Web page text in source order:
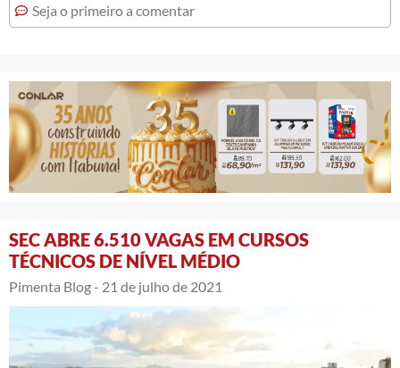
Seja o primeiro a comentar
SEC ABRE 6.510 VAGAS EM CURSOS
TÉCNICOS DE NÍVEL MÉDIO
Pimenta Blog - 21 de julho de 2021